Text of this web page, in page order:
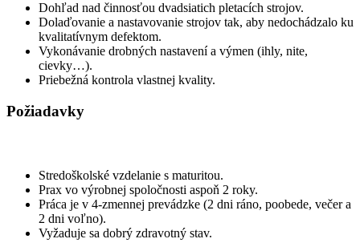
Dohľad nad činnosťou dvadsiatich pletacích strojov.
Dolaďovanie a nastavovanie strojov tak, aby nedochádzalo ku
kvalitatívnym defektom.
Vykonávanie drobných nastavení a výmen (ihly, nite,
cievky…).
Priebežná kontrola vlastnej kvality.
Požiadavky
Stredoškolské vzdelanie s maturitou.
Prax vo výrobnej spoločnosti aspoň 2 roky.
Práca je v 4-zmennej prevádzke (2 dni ráno, poobede, večer a
2 dni voľno).
Vyžaduje sa dobrý zdravotný stav.